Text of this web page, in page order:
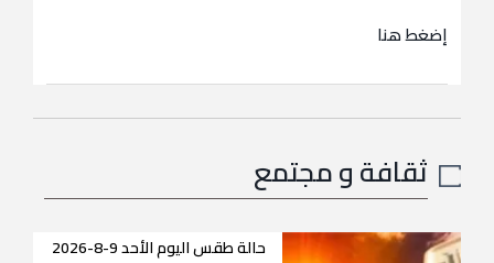
إضغط هنا
ثقافة و مجتمع
حالة طقس اليوم الأحد 9-8-2026